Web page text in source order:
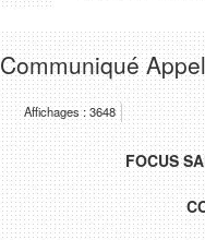
Communiqué
Affichages : 3648
FOCUS